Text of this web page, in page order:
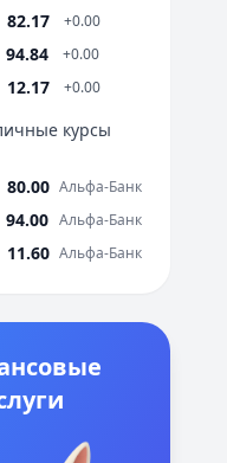
82.17 +0.00
94.84 +0.00
12.17 +0.00
курсы
80.00 Альфа-Банк
94.00 Альфа-Банк
11.60 Альфа-Банк